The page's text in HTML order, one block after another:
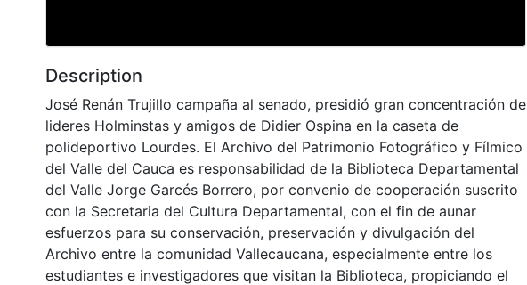
Description
José Renán Trujillo campaña al senado, presidió gran concentración de
lideres Holminstas y amigos de Didier Ospina en la caseta de
polideportivo Lourdes. El Archivo del Patrimonio Fotográfico y Fílmico
del Valle del Cauca es responsabilidad de la Biblioteca Departamental
del Valle Jorge Garcés Borrero, por convenio de cooperación suscrito
con la Secretaria del Cultura Departamental, con el fin de aunar
esfuerzos para su conservación, preservación y divulgación del
Archivo entre la comunidad Vallecaucana, especialmente entre los
estudiantes e investigadores que visitan la Biblioteca, propiciando el